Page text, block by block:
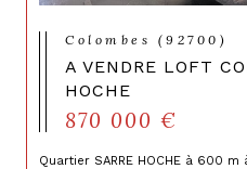
Colombes (92700)
A VENDRE LOFT
HOCHE
870 000 €
Quartier SARRE HOCHE à 600